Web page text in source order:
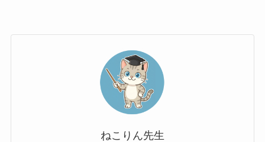
ねこりん先生